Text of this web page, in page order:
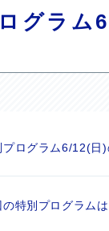
グラム
プログラム6/12(日)
の特別プログラム